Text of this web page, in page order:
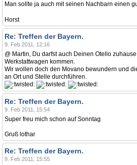
Man sollte ja auch mit seinen Nachbarn einen
Horst
Re: Treffen der Bayern.
9. Feb 2011, 12:16
@ Martin, Du darfst auch Deinen Otello
Werkstattwagen kommen.
Wir wollen doch den Movano bewundern und
an Ort und Stelle durchführen.
Re: Treffen der Bayern.
9. Feb 2011, 15:54
Super freu mich schon auf Sonntag
Gruß lothar
Re: Treffen der Bayern.
9. Feb 2011, 15:55